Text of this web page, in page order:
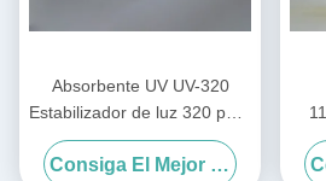
Absorbente UV UV-320
Estabilizador de luz 320 para
PC/resinas insaturadas/PVC
Consiga El Mejor Precio